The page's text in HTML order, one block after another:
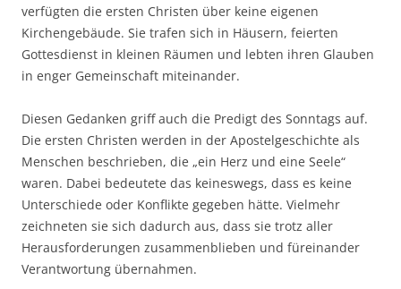
verfügten die ersten Christen über keine eigenen
Kirchengebäude. Sie trafen sich in Häusern, feierten
Gottesdienst in kleinen Räumen und lebten ihren Glauben
in enger Gemeinschaft miteinander.
Diesen Gedanken griff auch die Predigt des Sonntags auf.
Die ersten Christen werden in der Apostelgeschichte als
Menschen beschrieben, die „ein Herz und eine Seele“
waren. Dabei bedeutete das keineswegs, dass es keine
Unterschiede oder Konflikte gegeben hätte. Vielmehr
zeichneten sie sich dadurch aus, dass sie trotz aller
Herausforderungen zusammenblieben und füreinander
Verantwortung übernahmen.